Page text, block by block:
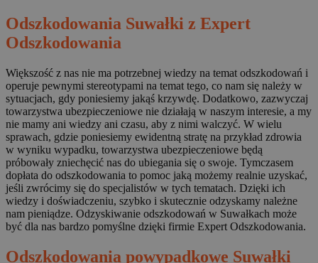
Odszkodowania Suwałki z Expert
Odszkodowania
Większość z nas nie ma potrzebnej wiedzy na temat odszkodowań i
operuje pewnymi stereotypami na temat tego, co nam się należy w
sytuacjach, gdy poniesiemy jakąś krzywdę. Dodatkowo, zazwyczaj
towarzystwa ubezpieczeniowe nie działają w naszym interesie, a my
nie mamy ani wiedzy ani czasu, aby z nimi walczyć. W wielu
sprawach, gdzie poniesiemy ewidentną stratę na przykład zdrowia
w wyniku wypadku, towarzystwa ubezpieczeniowe będą
próbowały zniechęcić nas do ubiegania się o swoje. Tymczasem
dopłata do odszkodowania to pomoc jaką możemy realnie uzyskać,
jeśli zwrócimy się do specjalistów w tych tematach. Dzięki ich
wiedzy i doświadczeniu, szybko i skutecznie odzyskamy należne
nam pieniądze. Odzyskiwanie odszkodowań w Suwałkach może
być dla nas bardzo pomyślne dzięki firmie Expert Odszkodowania.
Odszkodowania powypadkowe Suwałki